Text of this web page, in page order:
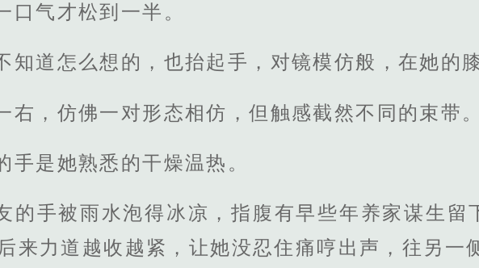
口气才松到一半。
知道怎么想的，也抬起手，对镜模仿般，在她的
右，仿佛一对形态相仿，但触感截然不同的束带。
手是她熟悉的干燥温热。
的手被雨水泡得冰凉，指腹有早些年养家谋生留
来力道越收越紧，让她没忍住痛哼出声，往另一